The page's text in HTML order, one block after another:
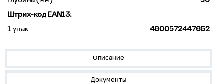
Штрих-код EAN13:
1 упак
4600572447652
Описание
Документы